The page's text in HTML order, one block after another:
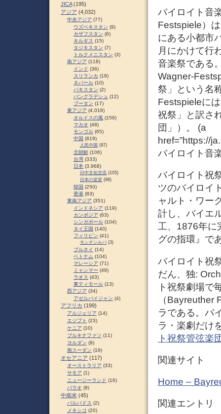
バイロイト音
Festspiele）
にある小都市
月にかけて行
音楽祭である
Wagner-
祭」という名
Festspieleに
祝祭」と訳さ
団」）。 (a
href=”https://
バイロイト音
バイロイト祝
ツのバイロイ
ャルト・ワー
計し、バイエ
工、1876年に
グの指環』で
バイロイト祝
だん、独:
ト祝祭劇場で
（Bayreuther
ラである。バ
ラ・楽劇だけ
ト祝祭管弦楽
関連サイト
Home –
関連エントリ
JICA(195)
アジア (4,032)
中央アジア (77)
ウズベキスタン (9)
カザフスタン (6)
キルギス (15)
タジキスタン (7)
トルクメニスタン (3)
南アジア (118)
インド (36)
スリランカ (18)
ネパール (10)
パキスタン (2)
バングラデシュ (12)
ブータン (17)
東アジア (4,018)
オルドスの風 (159)
マカオ (48)
モンゴル (65)
中国 (819)
人民中国 (97)
北朝鮮 (106)
台湾 (333)
日本 (3,968)
日中文化交流 (105)
日本の皇室 (88)
韓国 (250)
香港 (83)
東南アジア (351)
インドネシア (119)
カンボジア (63)
シンガポール (104)
タイ王国 (140)
フィリピン (41)
モンテンルパ (3)
ブルネイ (14)
ベトナム (104)
マレーシア (71)
ミャンマー (49)
ラオス (43)
東ティモール (13)
西アジア (34)
アゼルバイジャン (4)
アフリカ (199)
アルジェリア (14)
エジプト (23)
ケニア (10)
ブルキナファソ (11)
ヨルダン (9)
南スーダン (19)
オセアニア (117)
オーストラリア (33)
サモア (1)
ニュージーランド (16)
パラオ (8)
中南米 (45)
バルバドス (2)
メキシコ (20)